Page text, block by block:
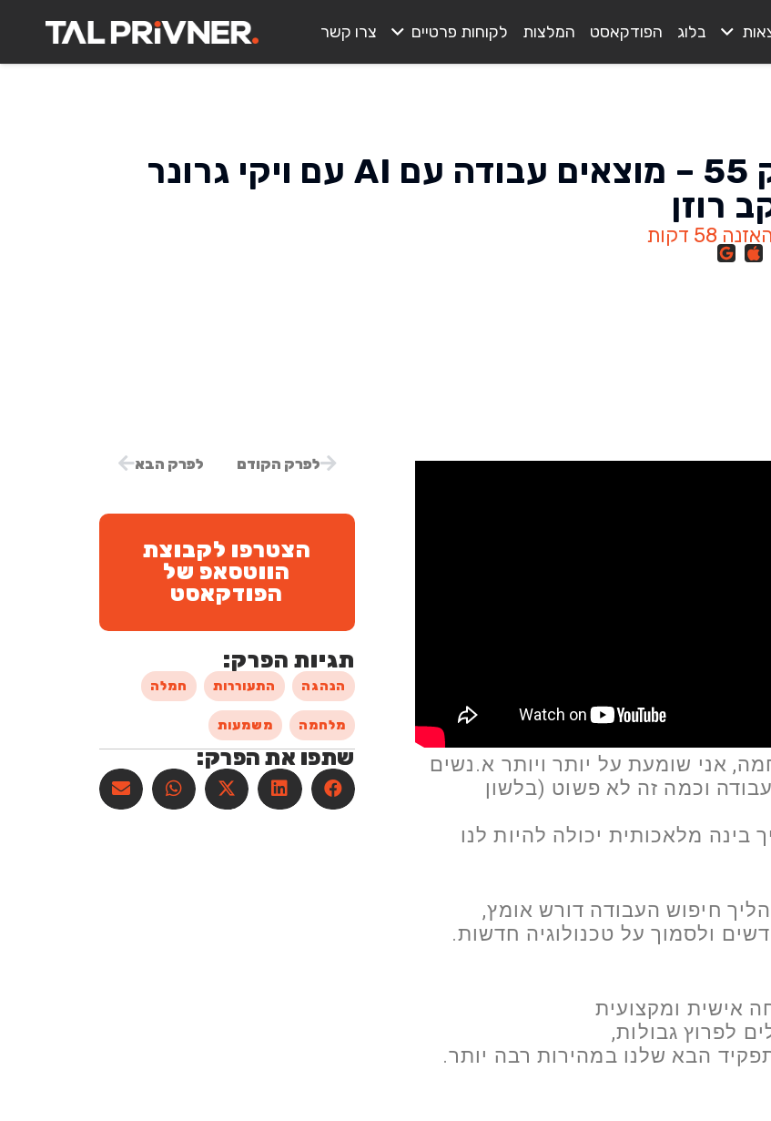
בלוג הפודקאסט המלצות לקוחות פרטיים צרו קשר
פרק 55 – מוצאים עבודה עם AI עם ויקי גרונר
רוזן
58 דקות
אני שומעת על יותר ויותר א.נשים
וכמה זה לא פשוט (בלשון
מלאכותית יכולה להיות לנו
חיפוש העבודה דורש אומץ,
ולסמוך על טכנולוגיה חדשות.
אישית ומקצועית
לפרוץ גבולות,
הבא שלנו במהירות רבה יותר.
לפרק הקודם לפרק הבא
הצטרפו לקבוצת
הווטסאפ של
הפודקאסט
תגיות הפרק:
הנהגה התעוררות חמלה
מלחמה משמעות
שתפו את הפרק: